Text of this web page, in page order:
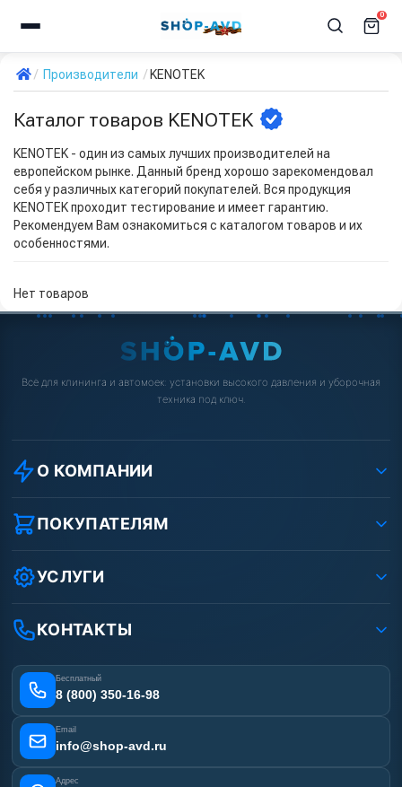
0
Производители KENOTEK
Каталог товаров KENOTEK
KENOTEK - один из самых лучших производителей на
европейском рынке. Данный бренд хорошо зарекомендовал
себя у различных категорий покупателей. Вся продукция
KENOTEK проходит тестирование и имеет гарантию.
Рекомендуем Вам ознакомиться с каталогом товаров и их
особенностями.
Нет товаров
Всё для клининга и автомоек: установки высокого давления и уборочная
техника под ключ.
О КОМПАНИИ
О компании
Реквизиты ООО «Шоп АВД»
Защита данных клиента
Условия соглашения
Вакансии
Статьи
ПОКУПАТЕЛЯМ
Как заказать?
Оплата
Доставка
Лизинг
Получить скидку
УСЛУГИ
Услуги
Аренда АВД
Ремонт АВД
Сертификаты
Наши работы
Карта сайта
КОНТАКТЫ
Бесплатный
8 (800) 350-16-98
Email
info@shop-avd.ru
Адрес